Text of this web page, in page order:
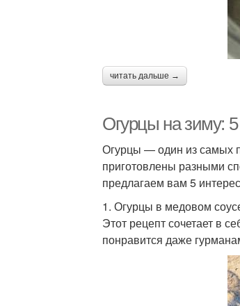
читать дальше →
Огурцы на зиму:
Огурцы — один из самых
приготовлены разными
предлагаем вам 5
1. Огурцы в медовом
Этот рецепт сочетает в
понравится даже